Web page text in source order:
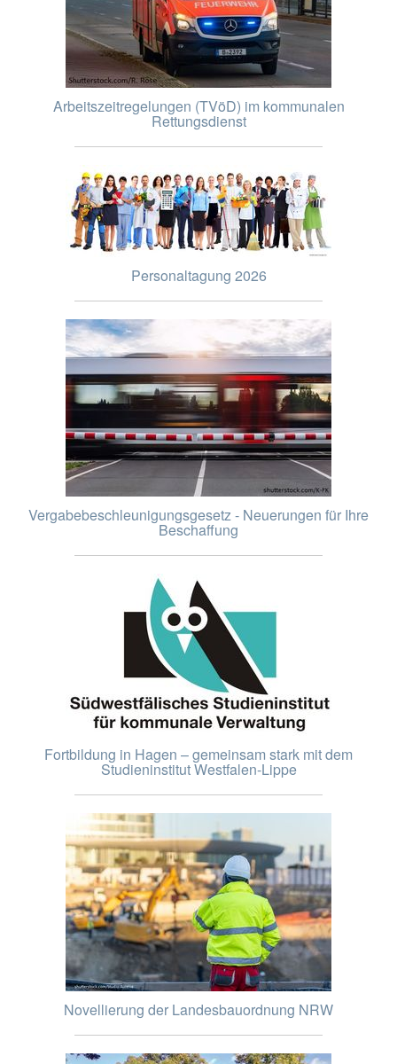
Arbeitszeitregelungen (TVöD) im kommunalen
Rettungsdienst
Personaltagung 2026
Vergabebeschleunigungsgesetz - Neuerungen für Ihre
Beschaffung
Fortbildung in Hagen – gemeinsam stark mit dem
Studieninstitut Westfalen-Lippe
Novellierung der Landesbauordnung NRW